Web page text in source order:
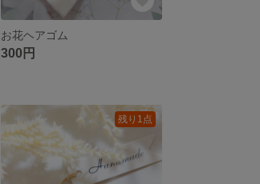
お花ヘアゴム
300円
残り1点